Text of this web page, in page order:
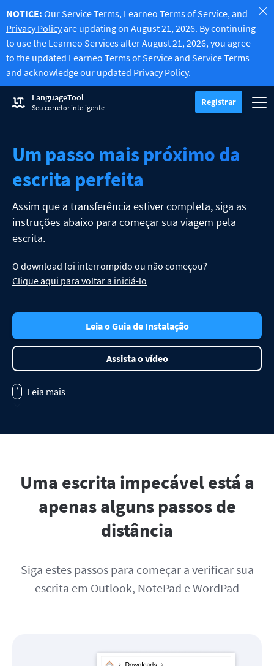
NOTICE: Our Service Terms, Learneo Terms of Service, and
Privacy Policyare updating on August 21, 2026. By continuing
to use the Learneo Services after August 21, 2026, you agree
to the updated Learneo Terms of Service and Service Terms
and acknowledge our updated Privacy Policy.
LanguageTool
Seu corretor inteligente Registrar
Corretor gramatical
Verifica erros gramaticais e ajuda a encontrar o tom certo para
Experimente o verificador gramatical
Premium -20%
Descubra a versão Premium -20%
Tenha acesso a parafraseamentos ilimitados e muito mais.
Desbloquear todos os recursos Premium
LT para empresas
Descubra nossos produtos e garanta uma comunicação
Aplicativos e extensões
Verifica erros gramaticais e ajuda a encontrar o tom certo para seu
Alternar submenu
Extensões de navegador
Firefox
Alternar submenu
Plugins de E-mail
Gmail
Outlook
BETA
Apple Mail
Alternar submenu
Plugins do Office
Google Docs
Word
Apple Pages
Windows
Para empresas
API de revisão
Blog
Ajuda
Termos e Condições
Imprimir
Registre-se Fazer login
Um passo mais próximo da
escrita perfeita
Assim que a transferência estiver completa, siga as
instruções abaixo para começar sua viagem pela
escrita.
O download foi interrompido ou não começou?
Clique aqui para voltar a iniciá-lo
Leia o Guia de Instalação
Assista o vídeo
Leia mais
Uma escrita impecável está a
apenas alguns passos de
distância
Siga estes passos para começar a verificar sua
escrita em Outlook, NotePad e WordPad